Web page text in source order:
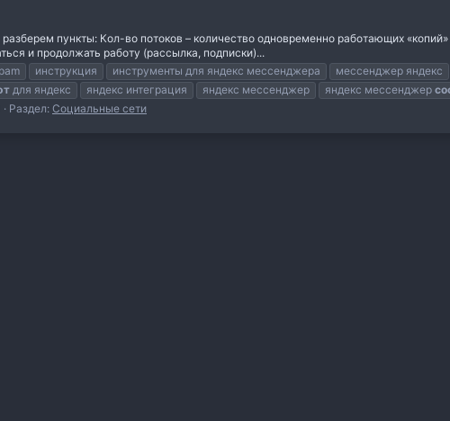
пункты: Кол-во потоков – количество одновременно работающих
и продолжать работу (рассылка, подписки)...
инструкция инструменты для яндекс мессенджера мессенджер яндекс
для яндекс яндекс интеграция яндекс мессенджер яндекс мессенджер
Раздел: Социальные сети